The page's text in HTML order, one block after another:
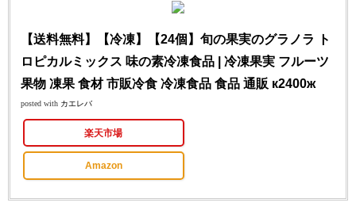
【送料無料】【冷凍】【24個】旬の果実のグラノラ ト
ロピカルミックス 味の素冷凍食品 | 冷凍果実 フルーツ
果物 凍果 食材 市販冷食 冷凍食品 食品 通販 к2400ж
posted with カエレバ
楽天市場
Amazon